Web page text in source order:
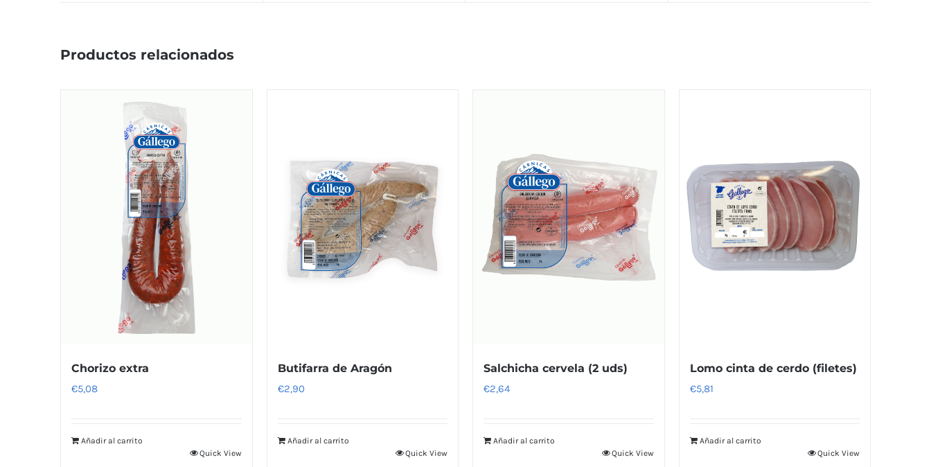
Productos relacionados
Chorizo extra
€5,08
Añadir al carrito
Quick View
Butifarra de Aragón
€2,90
Añadir al carrito
Quick View
Salchicha cervela (2 uds)
€2,64
Añadir al carrito
Quick View
Lomo cinta de cerdo (filetes)
€5,81
Añadir al carrito
Quick View